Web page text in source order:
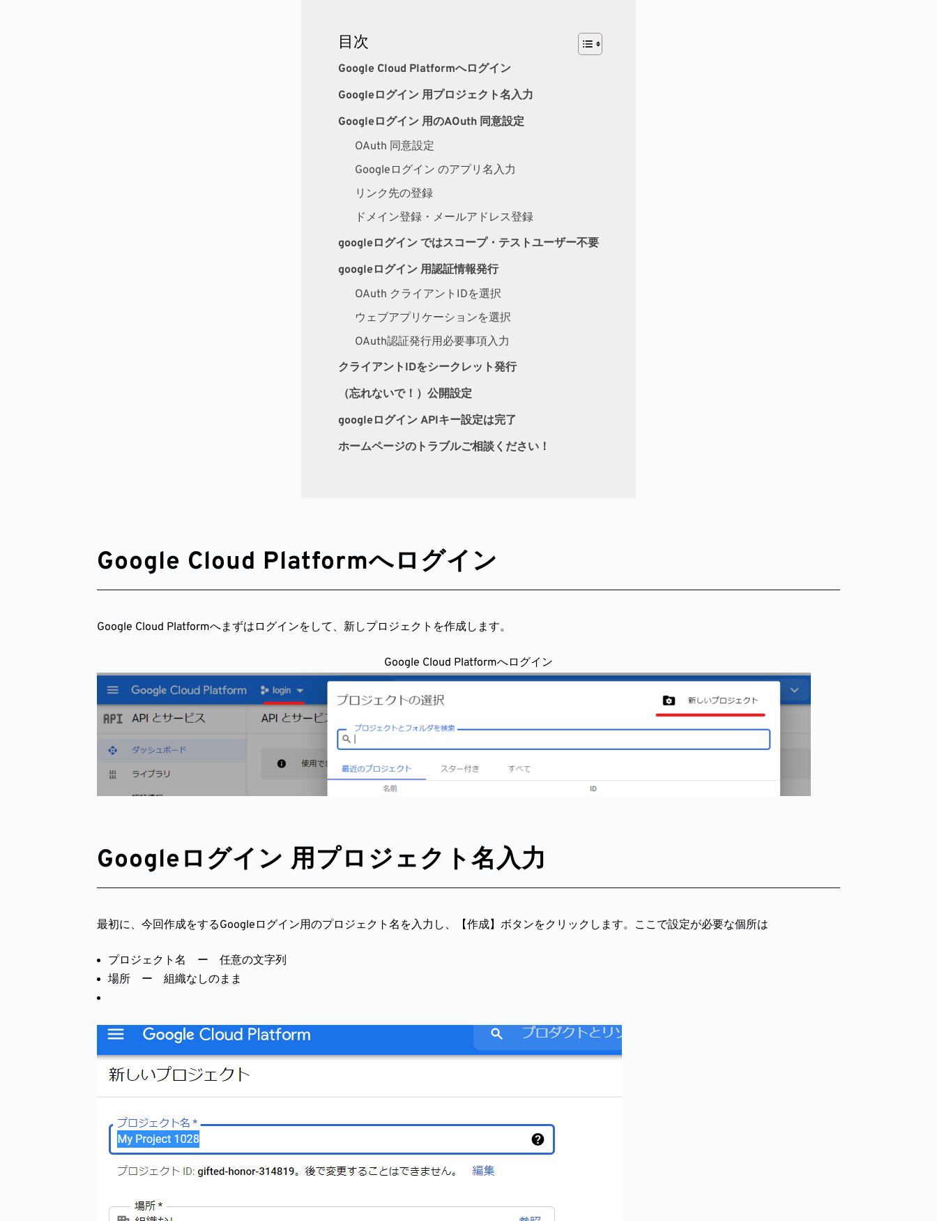
目次
Google Cloud Platformへログイン
Googleログイン 用プロジェクト名入力
Googleログイン 用のAOuth 同意設定
OAuth 同意設定
Googleログイン のアプリ名入力
リンク先の登録
ドメイン登録・メールアドレス登録
googleログイン ではスコープ・テストユーザー不要
googleログイン 用認証情報発行
OAuth クライアントIDを選択
ウェブアプリケーションを選択
OAuth認証発行用必要事項入力
クライアントIDをシークレット発行
（忘れないで！）公開設定
googleログイン APIキー設定は完了
ホームページのトラブルご相談ください！
Google Cloud Platformへログイン
Google Cloud Platformへまずはログインをして、新しプロジェクトを作成します。
Google Cloud Platformへログイン
Googleログイン 用プロジェクト名入力
最初に、今回作成をするGoogleログイン用のプロジェクト名を入力し、【作成】ボタンをクリックします。ここで設定が必要な個所は
プロジェクト名 ー 任意の文字列
場所 ー 組織なしのまま